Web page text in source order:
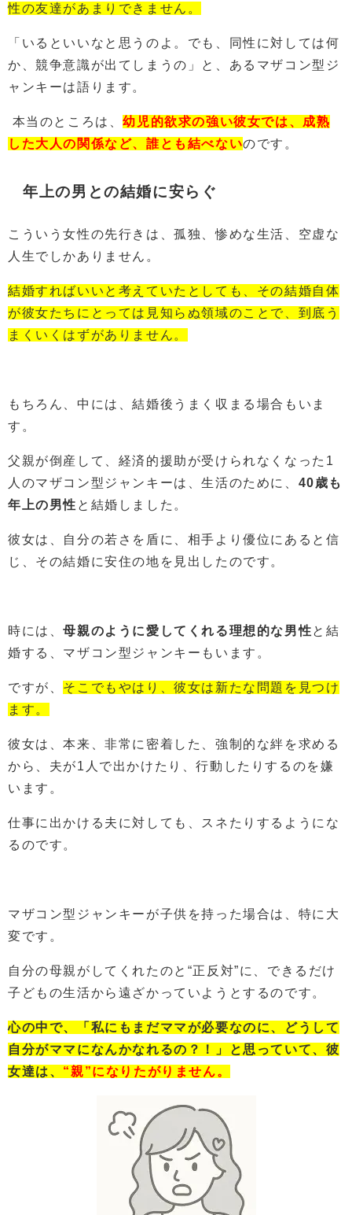
性の友達があまりできません。
「いるといいなと思うのよ。でも、同性に対しては何
か、競争意識が出てしまうの」と、あるマザコン型ジ
ャンキーは語ります。
本当のところは、幼児的欲求の強い彼女では、成熟
した大人の関係など、誰とも結べないのです。
年上の男との結婚に安らぐ
こういう女性の先行きは、孤独、惨めな生活、空虚な
人生でしかありません。
結婚すればいいと考えていたとしても、その結婚自体
が彼女たちにとっては見知らぬ領域のことで、到底う
まくいくはずがありません。
もちろん、中には、結婚後うまく収まる場合もいま
す。
父親が倒産して、経済的援助が受けられなくなった1
人のマザコン型ジャンキーは、生活のために、 40歳も
年上の男性 と結婚しました。
彼女は、自分の若さを盾に、相手より優位にあると信
じ、その結婚に安住の地を見出したのです。
時には、母親のように愛してくれる理想的な男性と結
婚する、マザコン型ジャンキーもいます。
ですが、 そこでもやはり、彼女は新たな問題を見つけ
ます。
彼女は、本来、非常に密着した、強制的な絆を求める
から、夫が1人で出かけたり、行動したりするのを嫌
います。
仕事に出かける夫に対しても、スネたりするようにな
るのです。
マザコン型ジャンキーが子供を持った場合は、特に大
変です。
自分の母親がしてくれたのと“正反対”に、できるだけ
子どもの生活から遠ざかっていようとするのです。
心の中で、「私にもまだママが必要なのに、どうして
自分がママになんかなれるの？！」と思っていて、彼
女達は、 “親”になりたがりません。